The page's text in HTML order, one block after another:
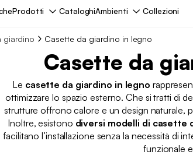
Prodotti CataloghiAmbienti Collezioni
giardino Casette da giardino in legno
Casette da
Le casette da giardino in legno
ottimizzare lo spazio esterno. Che si tratti di
strutture offrono calore e un design naturale,
Inoltre, esistono diversi modelli di casette
facilitano l’installazione senza la necessità di
funzionale